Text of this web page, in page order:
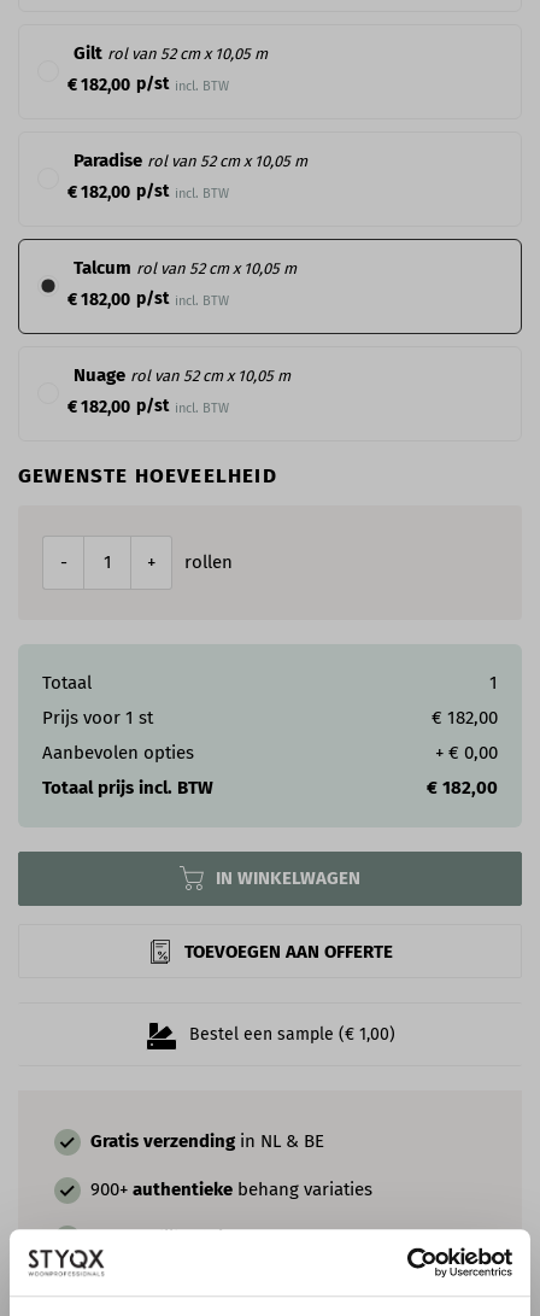
Gratis verzending in NL & BE
900+ authentieke behang variaties
Persoonlijk advies op maat
Gilt rol van 52 cm x 10,05 m
€ 182,00 p/st incl. BTW
Paradise rol van 52 cm x 10,05 m
€ 182,00 p/st incl. BTW
Talcum rol van 52 cm x 10,05 m
€ 182,00 p/st incl. BTW
Nuage rol van 52 cm x 10,05 m
€ 182,00 p/st incl. BTW
GEWENSTE HOEVEELHEID
- + rollen
Totaal
1
Prijs voor 1 st
€ 182,00
Aanbevolen opties
+ € 0,00
Totaal prijs incl. BTW
€ 182,00
Bestel een sample (€ 1,00)
IN WINKELWAGEN
TOEVOEGEN AAN OFFERTE